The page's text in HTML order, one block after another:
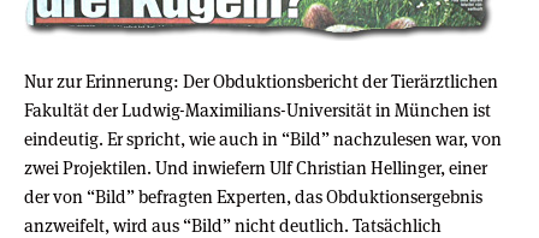
Nur zur Erinnerung: Der Obduktionsbericht der Tierärztlichen
Fakultät der Ludwig-Maximilians-Universität in München ist
eindeutig. Er spricht, wie auch in “Bild” nachzulesen war, von
zwei Projektilen. Und inwiefern Ulf Christian Hellinger, einer
der von “Bild” befragten Experten, das Obduktionsergebnis
anzweifelt, wird aus “Bild” nicht deutlich. Tatsächlich